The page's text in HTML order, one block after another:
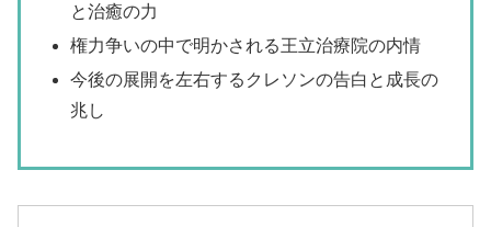
と治癒の力
権力争いの中で明かされる王立治療院の内情
今後の展開を左右するクレソンの告白と成長の
兆し